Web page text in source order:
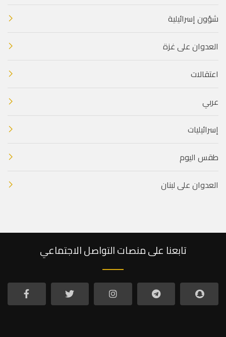
شؤون إسرائيلية
العدوان على غزة
اعتقالات
عربي
إسرائيليات
طقس اليوم
العدوان على لبنان
تابعنا على منصات التواصل الاجتماعي